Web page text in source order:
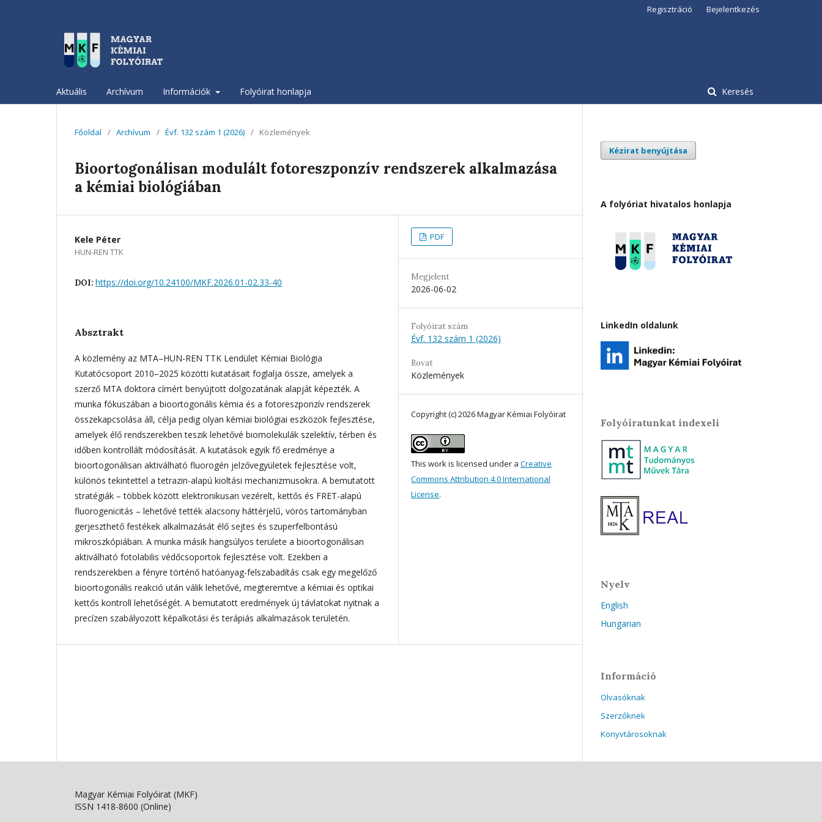
Aktuális Archívum Információk Folyóirat honlapja Keresés
Regisztráció Bejelentkezés
Főoldal / Archívum / Évf. 132 szám 1 (2026) / Közlemények
Bioortogonálisan modulált fotoreszponzív rendszerek alkalmazása
a kémiai biológiában
Kele Péter
HUN-REN TTK
DOI: https://doi.org/10.24100/MKF.2026.01-02.33-40
Absztrakt
A közlemény az MTA–HUN-REN TTK Lendület Kémiai Biológia
Kutatócsoport 2010–2025 közötti kutatásait foglalja össze, amelyek a
szerző MTA doktora címért benyújtott dolgozatának alapját képezték. A
munka fókuszában a bioortogonális kémia és a fotoreszponzív rendszerek
összekapcsolása áll, célja pedig olyan kémiai biológiai eszközök fejlesztése,
amelyek élő rendszerekben teszik lehetővé biomolekulák szelektív, térben és
időben kontrollált módosítását. A kutatások egyik fő eredménye a
bioortogonálisan aktiválható fluorogén jelzővegyületek fejlesztése volt,
különös tekintettel a tetrazin-alapú kioltási mechanizmusokra. A bemutatott
stratégiák – többek között elektronikusan vezérelt, kettős és FRET-alapú
fluorogenicitás – lehetővé tették alacsony háttérjelű, vörös tartományban
gerjeszthető festékek alkalmazását élő sejtes és szuperfelbontású
mikroszkópiában. A munka másik hangsúlyos területe a bioortogonálisan
aktiválható fotolabilis védőcsoportok fejlesztése volt. Ezekben a
rendszerekben a fényre történő hatóanyag-felszabadítás csak egy megelőző
bioortogonális reakció után válik lehetővé, megteremtve a kémiai és optikai
kettős kontroll lehetőségét. A bemutatott eredmények új távlatokat nyitnak a
precízen szabályozott képalkotási és terápiás alkalmazások területén.
PDF
Megjelent
2026-06-02
Folyóirat szám
Évf. 132 szám 1 (2026)
Rovat
Közlemények
Copyright (c) 2026 Magyar Kémiai Folyóirat
This work is licensed under a Creative
Commons Attribution 4.0 International
License.
Kézirat benyújtása
A folyóriat hivatalos honlapja
LinkedIn oldalunk
Folyóiratunkat indexeli
Nyelv
English
Hungarian
Információ
Olvasóknak
Szerzőknek
Könyvtárosoknak
Magyar Kémiai Folyóirat (MKF)
ISSN 1418-8600 (Online)